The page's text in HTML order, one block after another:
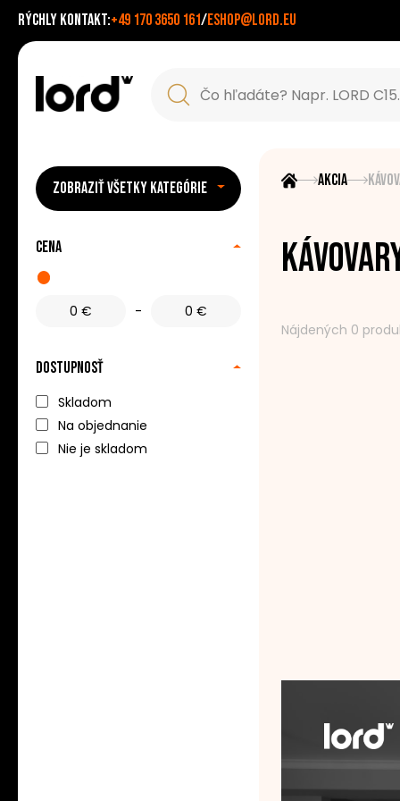
Rýchly kontakt:+49 170 3650 161/eshop@lord.eu
ZOBRAZIŤ VŠETKY KATEGÓRIE
Cena
-
Dostupnosť
Skladom
Na objednanie
Nie je skladom
Akcia
Nájdených 0